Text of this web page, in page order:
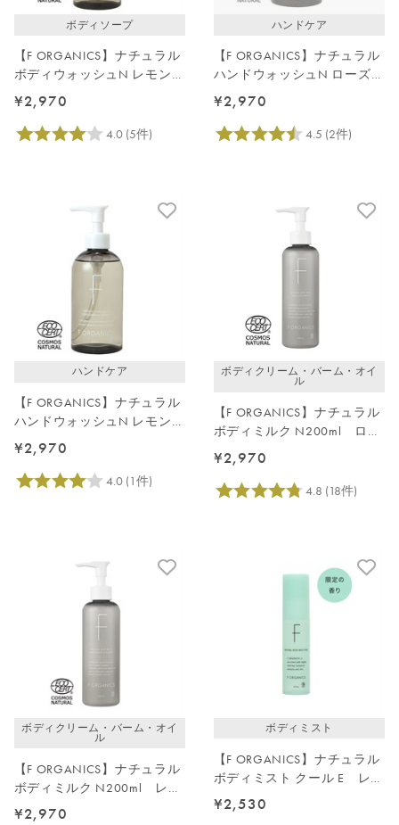
ボディソープ
【F ORGANICS】ナチュラル
ボディウォッシュN レモング
ラス＆ジュニパー
¥2,970
ハンドケア
【F ORGANICS】ナチュラル
ハンドウォッシュN ローズ＆
シダーウッド
¥2,970
ハンドケア
【F ORGANICS】ナチュラル
ハンドウォッシュN レモング
ラス＆ジュニパー
¥2,970
ボディクリーム・バーム・オイ
ル
【F ORGANICS】ナチュラル
ボディミルク N200ml ロー
ズ＆シダーウッド
¥2,970
ボディクリーム・バーム・オイ
ル
【F ORGANICS】ナチュラル
ボディミルク N200ml レモ
ングラス＆ジュニパー
¥2,970
ボディミスト
【F ORGANICS】ナチュラル
ボディミスト クール E レイ
ユールデルブの香り
¥2,530